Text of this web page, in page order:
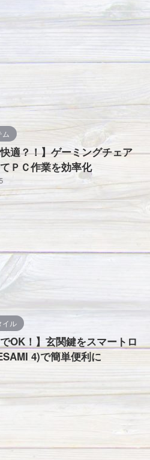
適？！】ゲーミングチェア
ＰＣ作業を効率化
イル
でOK！】玄関鍵をスマートロ
4)で簡単便利に